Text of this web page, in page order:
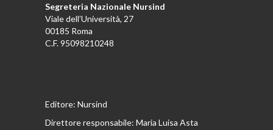
Segreteria Nazionale Nursind
Viale dell’Università, 27
00185 Roma
C.F. 95098210248
Editore: Nursind
Direttore responsabile: Maria Luisa Asta